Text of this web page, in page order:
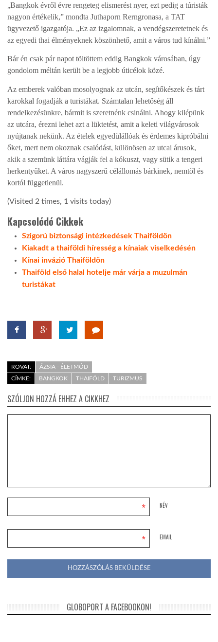
LATIMO.HU
GLOBOBOOK
„Bangkok évről évre rengeteg elismerést nyer, ezt pedig a túristák
nagyon értékelik,” mondta Juthaporn Rerngronasa, a TAT
ügyvezető igazgatója. „Ez az izgalomnak, a vendégszeretetnek és
az egyedi thai élményeknek köszönhető, amit a város tud kínálni.”
Bár én csak pár napot töltöttem eddig Bangkok városában, úgy
gondolom méltán került be a legjobb úticélok közé.
Az emberek valóban mosolyognak az utcán, segítőkészek és tárt
karokkal fogadják a turistákat. Számtalan lehetőség áll
rendelkezésünkre, bármit is szeretnénk csinálni. Ahogy kilépünk
az utcára, érezni lehet azt a lüktetést, amit a keleti világvárosok
nyújtanak nekünk. Az ételek egyedülállóak és érdemes kipróbálni
őket, mert nem okoznak csalódást, különösen az utcai árusok,
akik a szemünk láttára vágják fel a kókuszt, vagy sütik a tengeri
herkentyűket. A város nagyszerű célállomás bárkinek, nemtől és
kortól függetlenül.
(Visited 2 times, 1 visits today)
Kapcsolódó Cikkek
Szigorú biztonsági intézkedések Thaiföldön
Kiakadt a thaiföldi híresség a kínaiak viselkedésén
Kínai invázió Thaiföldön
Thaiföld első halal hotelje már várja a muzulmán
turistákat
ROVAT:
ÁZSIA - ÉLETMÓD
CÍMKE:
BANGKOK THAIFÖLD TURIZMUS
SZÓLJON HOZZÁ EHHEZ A CIKKHEZ
NÉV
*
EMAIL
*
GLOBOPORT A FACEBOOKON!